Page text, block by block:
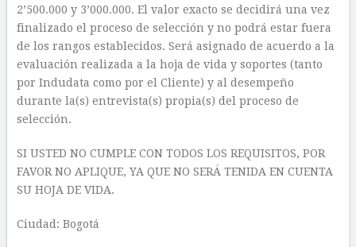
2’500.000 y 3’000.000. El valor exacto se decidirá una vez
finalizado el proceso de selección y no podrá estar fuera
de los rangos establecidos. Será asignado de acuerdo a la
evaluación realizada a la hoja de vida y soportes (tanto
por Indudata como por el Cliente) y al desempeño
durante la(s) entrevista(s) propia(s) del proceso de
selección.
SI USTED NO CUMPLE CON TODOS LOS REQUISITOS, POR
FAVOR NO APLIQUE, YA QUE NO SERÁ TENIDA EN CUENTA
SU HOJA DE VIDA.
Ciudad: Bogotá